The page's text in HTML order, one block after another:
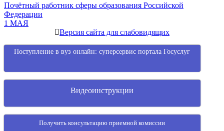
Навигация
по
Почётный работник сферы образования Российской
Федерации
1 МАЯ
Версия сайта для слабовидящих
Поступление в вуз онлайн: суперсервис портала Госуслуг
Видеоинструкции
Получить консультацию приемной комиссии